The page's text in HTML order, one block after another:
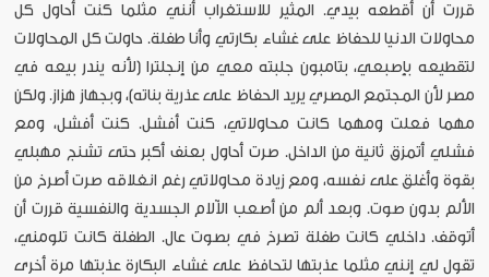
قررت أن أقطعه بيدي. المثير للاستغراب أنني مثلما كنت أحاول كل
محاولات الدنيا للحفاظ على غشاء بكارتي وأنا طفلة. حاولت كل المحاولات
لتقطيعه بإصبعي، بتامبون جلبته معي من إنجلترا (لأنه يندر بيعه في
مصر لأن المجتمع المصري يريد الحفاظ على عذرية بناته)، وبجهاز هزاز. ولكن
مهما فعلت ومهما كانت محاولاتي، كنت أفشل. كنت أفشل، ومع
فشلي أتمزق ثانية من الداخل. صرت أحاول بعنف أكبر حتى تشنج مهبلي
بقوة وأغلق على نفسه، ومع زيادة محاولاتي رغم انغلاقه صرت أصرخ من
الألم بدون صوت. وبعد ألم من أصعب الآلام الجسدية والنفسية قررت أن
أتوقف. داخلي كانت طفلة تصرخ في بصوت عال. الطفلة كانت تلومني،
تقول لي إنني مثلما عذبتها لتحافظ على غشاء البكارة عذبتها مرة أخرى